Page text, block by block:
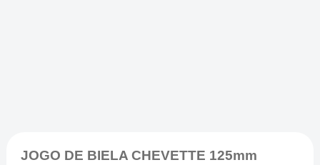
JOGO DE BIELA CHEVETTE 125mm